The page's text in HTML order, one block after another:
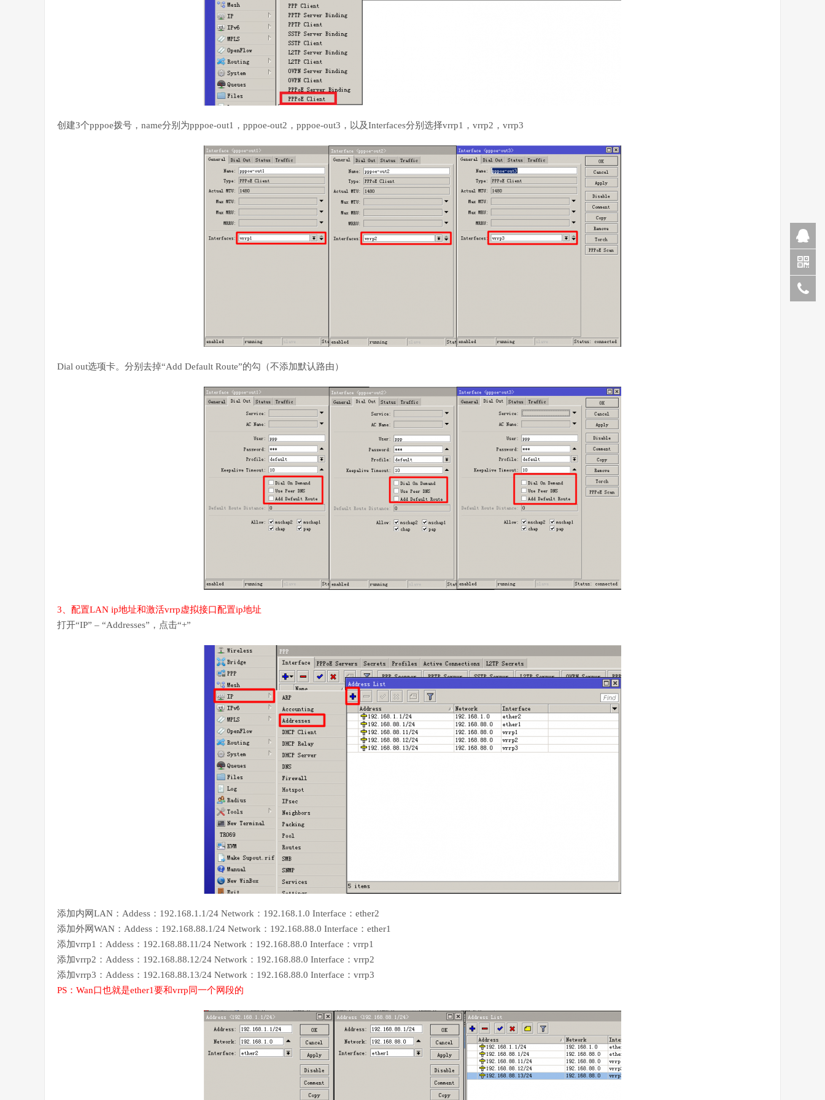
创建3个pppoe拨号，name分别为pppoe-out1，pppoe-out2，pppoe-out3，以及Interfaces分别选择vrrp1，vrrp2，vrrp3
Dial out选项卡。分别去掉“Add Default Route”的勾（不添加默认路由）
3、配置LAN ip地址和激活vrrp虚拟接口配置ip地址
打开“IP” – “Addresses”，点击“+”
添加内网LAN：Addess：192.168.1.1/24 Network：192.168.1.0 Interface：ether2
添加外网WAN：Addess：192.168.88.1/24 Network：192.168.88.0 Interface：ether1
添加vrrp1：Addess：192.168.88.11/24 Network：192.168.88.0 Interface：vrrp1
添加vrrp2：Addess：192.168.88.12/24 Network：192.168.88.0 Interface：vrrp2
添加vrrp3：Addess：192.168.88.13/24 Network：192.168.88.0 Interface：vrrp3
PS：Wan口也就是ether1要和vrrp同一个网段的